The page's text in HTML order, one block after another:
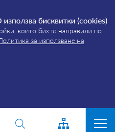
бисквитки (cookies)
които бихте направили по
за използване на